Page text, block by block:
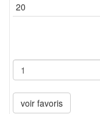
20
voir favoris